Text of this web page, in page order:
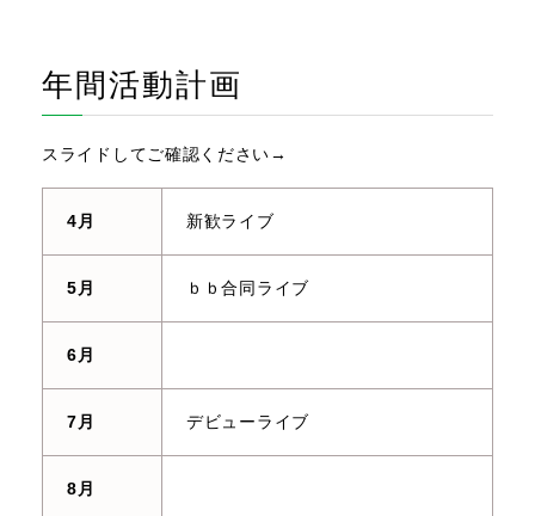
年間活動計画
スライドしてご確認ください→
4月 新歓ライブ
5月 ｂｂ合同ライブ
6月
7月 デビューライブ
8月